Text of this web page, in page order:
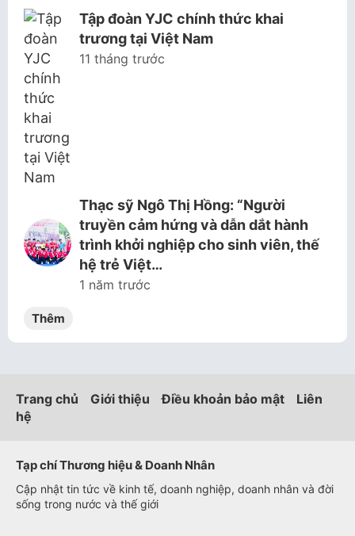
Tập đoàn YJC chính thức khai
trương tại Việt Nam
11 tháng trước
Thạc sỹ Ngô Thị Hồng: “Người
truyền cảm hứng và dẫn dắt hành
trình khởi nghiệp cho sinh viên, thế
hệ trẻ Việt…
1 năm trước
Thêm
Trang chủ Giới thiệu Điều khoản bảo mật
Liên
hệ
Tạp chí Thương hiệu & Doanh Nhân
Cập nhật tin tức về kinh tế, doanh nghiệp, doanh nhân và đời
sống trong nước và thế giới